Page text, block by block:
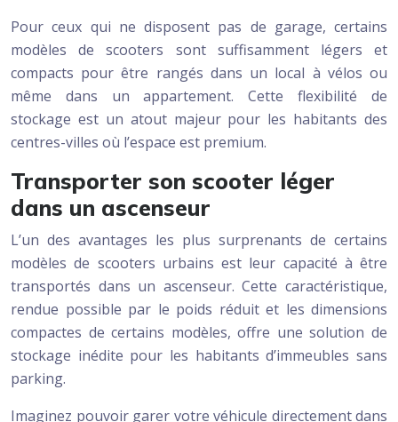
Pour ceux qui ne disposent pas de garage, certains
modèles de scooters sont suffisamment légers et
compacts pour être rangés dans un local à vélos ou
même dans un appartement. Cette flexibilité de
stockage est un atout majeur pour les habitants des
centres-villes où l’espace est premium.
Transporter son scooter léger
dans un ascenseur
L’un des avantages les plus surprenants de certains
modèles de scooters urbains est leur capacité à être
transportés dans un ascenseur. Cette caractéristique,
rendue possible par le poids réduit et les dimensions
compactes de certains modèles, offre une solution de
stockage inédite pour les habitants d’immeubles sans
parking.
Imaginez pouvoir garer votre véhicule directement dans